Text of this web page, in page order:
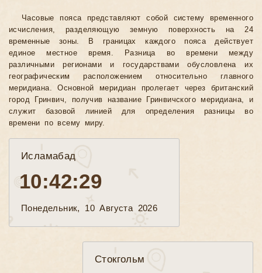
Часовые пояса представляют собой систему временного
исчисления, разделяющую земную поверхность на 24
временные зоны. В границах каждого пояса действует
единое местное время. Разница во времени между
различными регионами и государствами обусловлена их
географическим расположением относительно главного
меридиана. Основной меридиан пролегает через британский
город Гринвич, получив название Гринвичского меридиана, и
служит базовой линией для определения разницы во
времени по всему миру.
Исламабад
10:42:30
Понедельник, 10 Августа 2026
Стокгольм